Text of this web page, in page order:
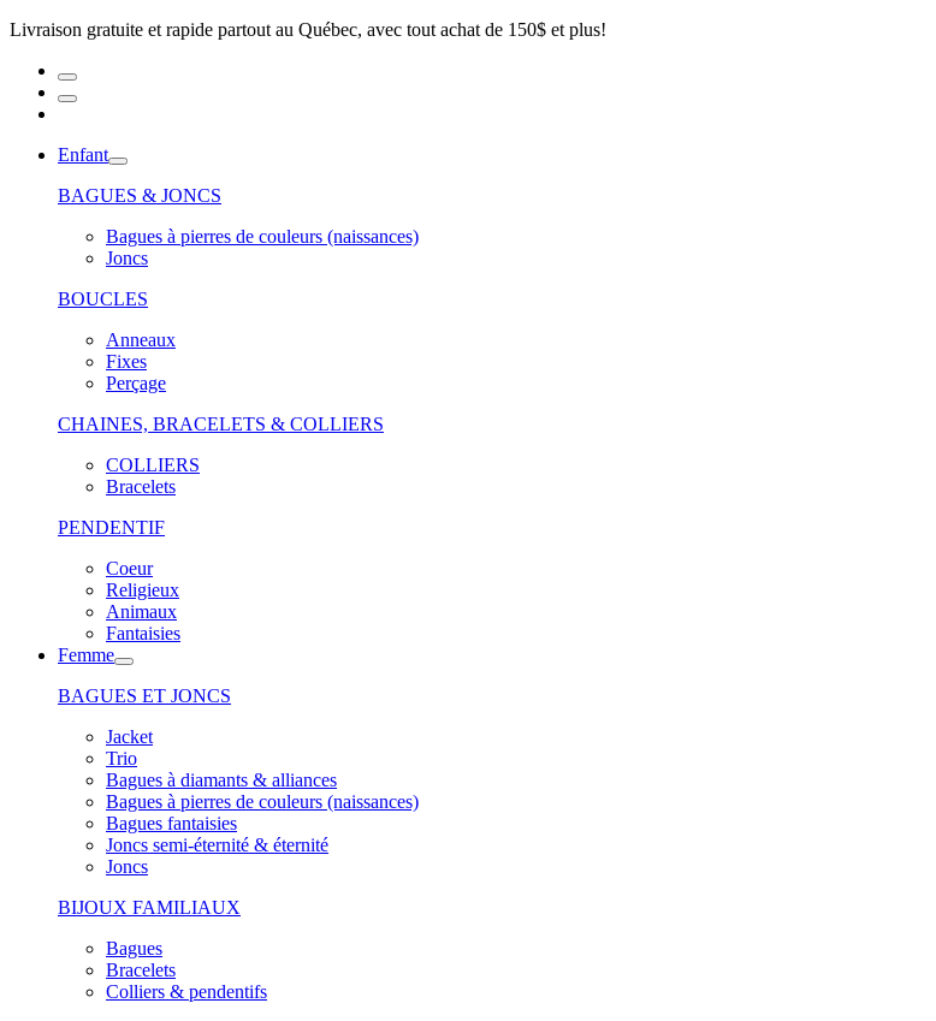
Livraison gratuite et rapide partout au Québec, avec tout achat de 150$ et plus!
Enfant
BAGUES & JONCS
Bagues à pierres de couleurs (naissances)
Joncs
BOUCLES
Anneaux
Fixes
Perçage
CHAINES, BRACELETS & COLLIERS
COLLIERS
Bracelets
PENDENTIF
Coeur
Religieux
Animaux
Fantaisies
Femme
BAGUES ET JONCS
Jacket
Trio
Bagues à diamants & alliances
Bagues à pierres de couleurs (naissances)
Bagues fantaisies
Joncs semi-éternité & éternité
Joncs
BIJOUX FAMILIAUX
Bagues
Bracelets
Colliers & pendentifs